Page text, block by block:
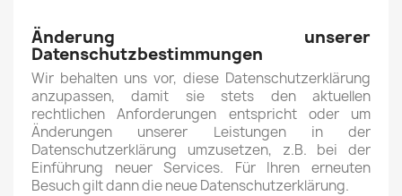
Änderung unserer
Datenschutzbestimmungen
Wir behalten uns vor, diese Datenschutzerklärung
anzupassen, damit sie stets den aktuellen
rechtlichen Anforderungen entspricht oder um
Änderungen unserer Leistungen in der
Datenschutzerklärung umzusetzen, z.B. bei der
Einführung neuer Services. Für Ihren erneuten
Besuch gilt dann die neue Datenschutzerklärung.